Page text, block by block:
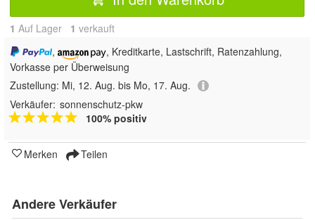
1 Auf Lager 1 verkauft
,
, Kreditkarte, Lastschrift, Ratenzahlung,
Vorkasse per Überweisung
Zustellung: Mi, 12. Aug. bis Mo, 17. Aug.
Verkäufer: sonnenschutz-pkw
100% positiv
Merken Teilen
Andere Verkäufer